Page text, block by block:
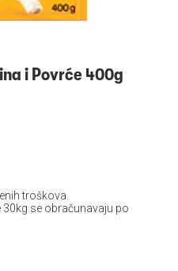
i Povrće 400g
troškova.
30kg se obračunavaju po